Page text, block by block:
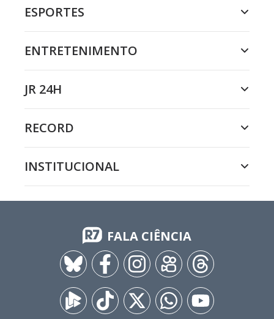
ESPORTES
ENTRETENIMENTO
JR 24H
RECORD
INSTITUCIONAL
FALA CIÊNCIA